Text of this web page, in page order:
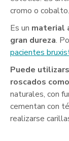
cromo o cobalto.
Es un material
gran dureza.
pacientes
Puede
roscados
naturales, con
cementan con
realizarse